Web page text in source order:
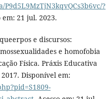
?
em: 21 jul. 2023.
e discursos:
e homofobia
Física. Práxis Educativa
Disponível em: